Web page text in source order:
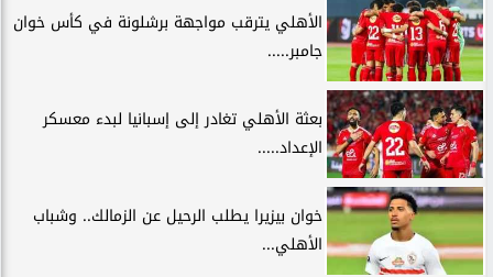
الأهلي يترقب مواجهة برشلونة في كأس خوان
جامبر.....
بعثة الأهلي تغادر إلى إسبانيا لبدء معسكر
الإعداد.....
خوان بيزيرا يطلب الرحيل عن الزمالك.. وشباب
الأهلي...